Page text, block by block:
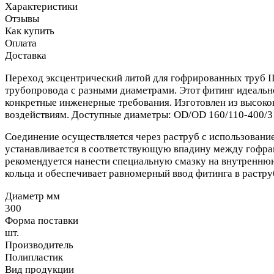
Характеристики
Отзывы
Как купить
Оплата
Доставка
Переход эксцентрический литой для гофрированных
трубопровода с разными диаметрами. Этот фитинг
конкретные инженерные требования. Изготовлен из
воздействиям. Доступные диаметры: OD/OD 160/110-
Соединение осуществляется через раструб с
устанавливается в соответствующую впадину между
рекомендуется нанести специальную смазку на
кольца и обеспечивает равномерный ввод фитинга в
Диаметр мм
300
Форма поставки
шт.
Производитель
Полипластик
Вид продукции